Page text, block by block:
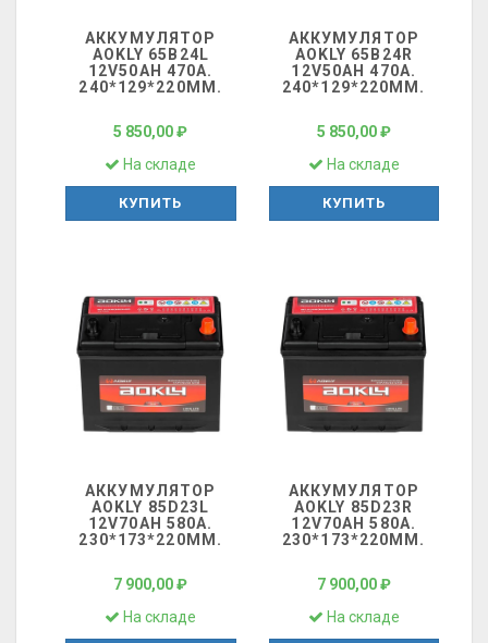
АККУМУЛЯТОР
AOKLY 65B24L
12V50AH 470A.
240*129*220ММ.
5 850,00 ₽
На складе
КУПИТЬ
АККУМУЛЯТОР
AOKLY 65B24R
12V50AH 470A.
240*129*220ММ.
5 850,00 ₽
На складе
КУПИТЬ
АККУМУЛЯТОР
AOKLY 85D23L
12V70AH 580A.
230*173*220ММ.
7 900,00 ₽
На складе
АККУМУЛЯТОР
AOKLY 85D23R
12V70AH 580A.
230*173*220ММ.
7 900,00 ₽
На складе